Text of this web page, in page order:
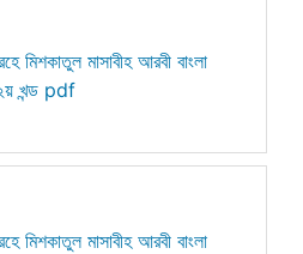
মিশকাতুল মাসাবীহ আরবী বাংলা
খন্ড pdf
মিশকাতুল মাসাবীহ আরবী বাংলা